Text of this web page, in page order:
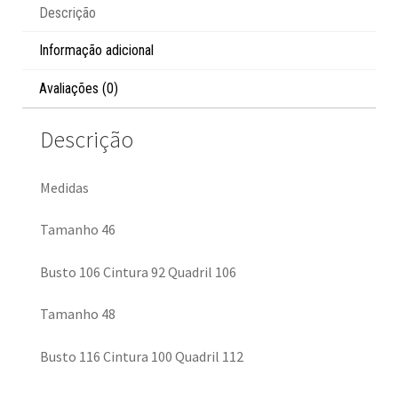
Descrição
Informação adicional
Avaliações (0)
Descrição
Medidas
Tamanho 46
Busto 106 Cintura 92 Quadril 106
Tamanho 48
Busto 116 Cintura 100 Quadril 112